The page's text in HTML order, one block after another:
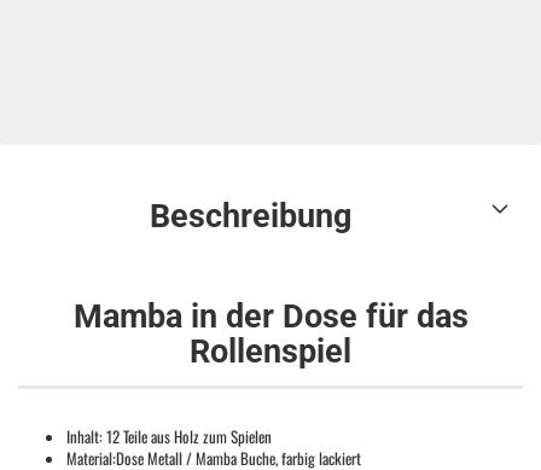
Beschreibung
Mamba in der Dose für das
Rollenspiel
Inhalt: 12 Teile aus Holz zum Spielen
Material:Dose Metall / Mamba Buche, farbig lackiert